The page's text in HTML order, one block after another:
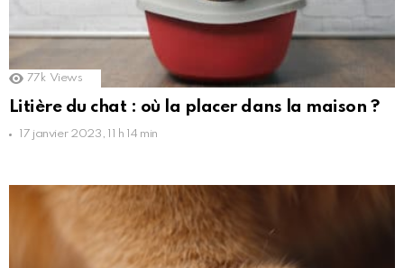
77k Views
Litière du chat : où la placer dans la maison ?
17 janvier 2023, 11 h 14 min